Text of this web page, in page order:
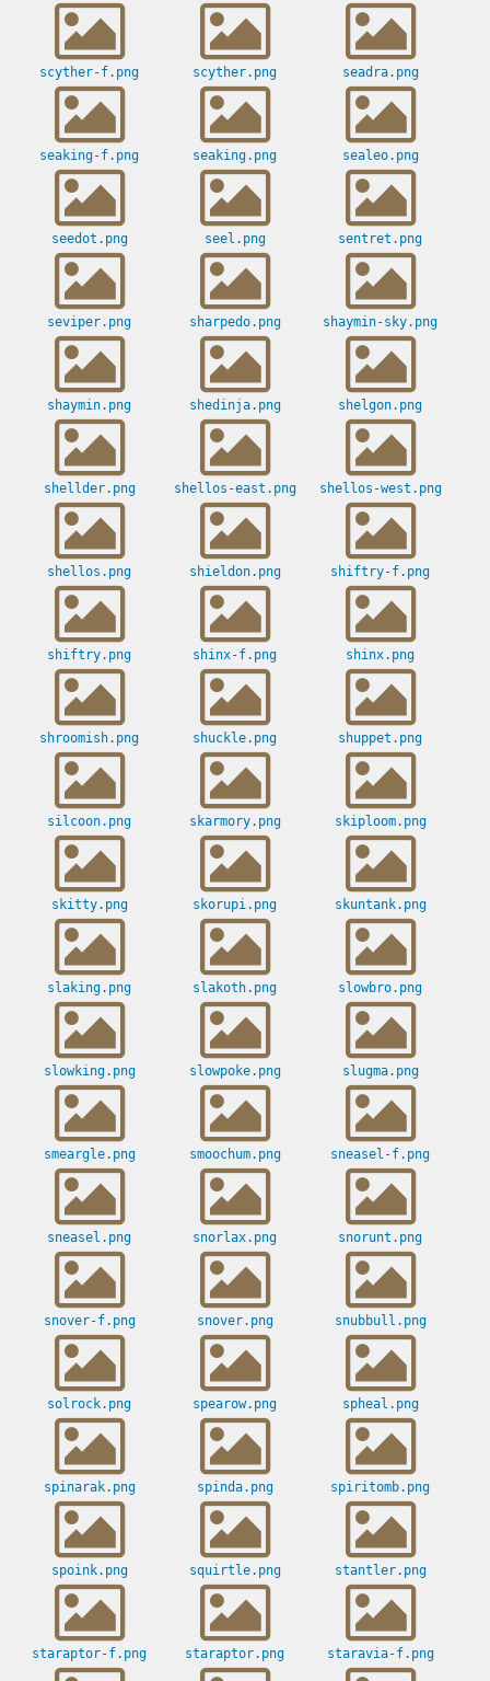
scyther-f.png scyther.png seadra.png
seaking-f.png seaking.png sealeo.png
seedot.png seel.png sentret.png
seviper.png sharpedo.png shaymin-sky.png
shaymin.png shedinja.png shelgon.png
shellder.png shellos-east.png shellos-west.png
shellos.png shieldon.png shiftry-f.png
shiftry.png shinx-f.png shinx.png
shroomish.png shuckle.png shuppet.png
silcoon.png skarmory.png skiploom.png
skitty.png skorupi.png skuntank.png
slaking.png slakoth.png slowbro.png
slowking.png slowpoke.png slugma.png
smeargle.png smoochum.png sneasel-f.png
sneasel.png snorlax.png snorunt.png
snover-f.png snover.png snubbull.png
solrock.png spearow.png spheal.png
spinarak.png spinda.png spiritomb.png
spoink.png squirtle.png stantler.png
staraptor-f.png staraptor.png staravia-f.png